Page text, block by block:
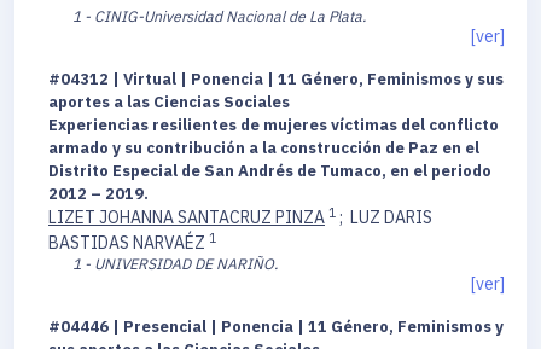
1 - CINIG-Universidad Nacional de La Plata.
[ver]
#04312 | Virtual | Ponencia | 11 Género, Feminismos y sus
aportes a las Ciencias Sociales
Experiencias resilientes de mujeres víctimas del conflicto
armado y su contribución a la construcción de Paz en el
Distrito Especial de San Andrés de Tumaco, en el periodo
2012 – 2019.
LIZET JOHANNA SANTACRUZ PINZA 1 ; LUZ DARIS
BASTIDAS NARVAÉZ 1
1 - UNIVERSIDAD DE NARIÑO.
[ver]
#04446 | Presencial | Ponencia | 11 Género, Feminismos y